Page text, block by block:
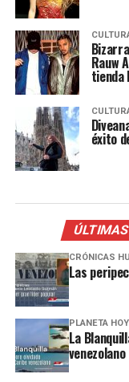
Rauw
tienda
éxito
CRÓNICAS
Las
PLANETA HOY
La
venezolano